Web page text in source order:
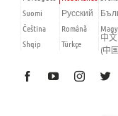
Suomi
Русский
Čeština
Română
Shqip
Türkçe
中文
(中
FacebookYouTube